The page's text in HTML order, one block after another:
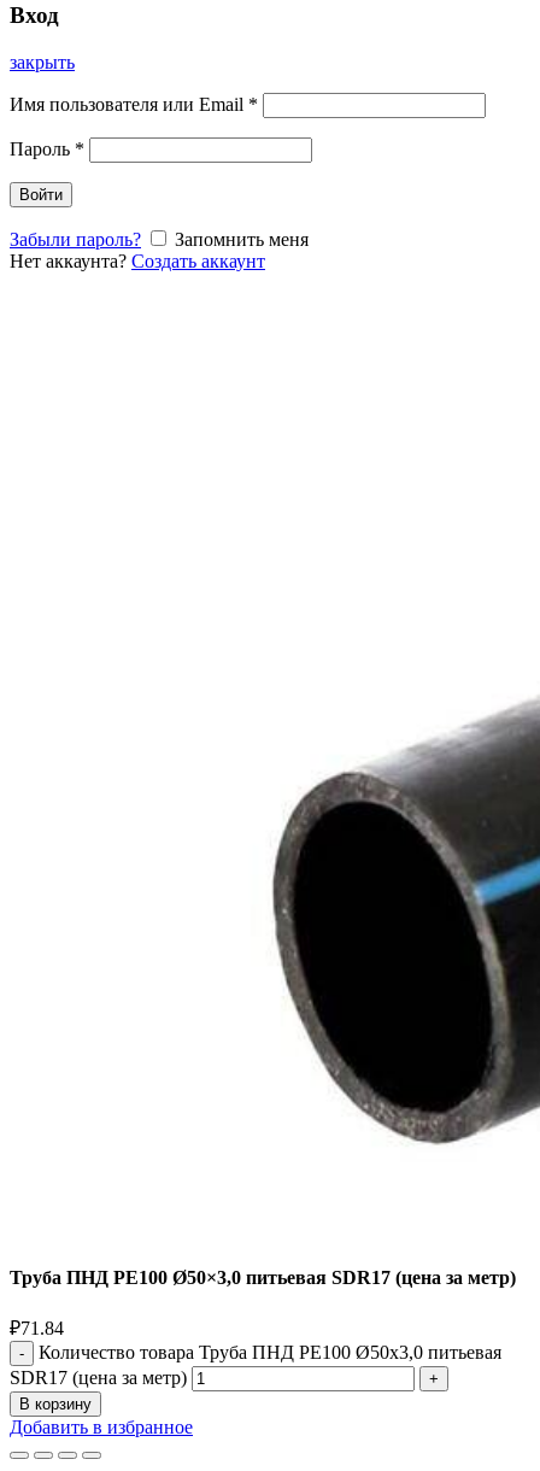
Вход
закрыть
Имя пользователя или Email *
Пароль *
Войти
Забыли пароль?
Запомнить меня
Нет аккаунта? Создать аккаунт
Труба ПНД РЕ100 Ø50×3,0 питьевая SDR17 (цена за метр)
₽71.84
Количество товара Труба ПНД РЕ100 Ø50x3,0 питьевая
SDR17 (цена за метр)
В корзину
Добавить в избранное